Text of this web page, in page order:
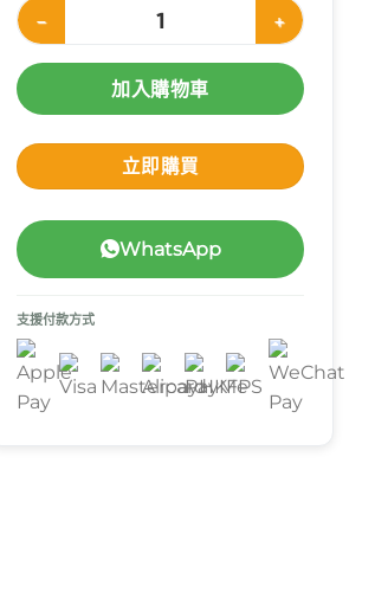
Nutricia Renilon 4.0 腎宜康 (杏脯味) 125ml
加入購物車
立即購買
WhatsApp
支援付款方式